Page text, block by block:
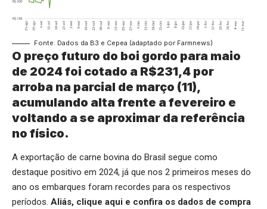
Fonte: Dados da B3 e Cepea (adaptado por Farmnews)
O preço futuro do boi gordo para maio
de 2024 foi cotado a R$231,4 por
arroba na parcial de março (11),
acumulando alta frente a fevereiro e
voltando a se aproximar da referência
no físico.
A exportação de carne bovina do Brasil segue como
destaque positivo em 2024, já que nos 2 primeiros meses do
ano os embarques foram recordes para os respectivos
períodos. Aliás, clique aqui e confira os dados de compra